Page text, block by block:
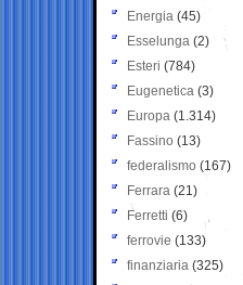
Energia (45)
Esselunga (2)
Esteri (784)
Eugenetica (3)
Europa (1.314)
Fassino (13)
federalismo (167)
Ferrara (21)
Ferretti (6)
ferrovie (133)
finanziaria (325)